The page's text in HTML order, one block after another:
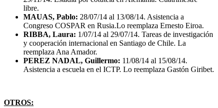
libre.
MAUAS, Pablo: 28/07/14 al 13/08/14. Asistencia a
Congreso COSPAR en Rusia.Lo reemplaza Ernesto Eiroa.
RIBBA, Laura: 1/07/14 al 29/07/14. Tareas de investigación
y cooperación internacional en Santiago de Chile. La
reemplaza Ana Amador.
PEREZ NADAL, Guillermo: 11/08/14 al 15/08/14.
Asistencia a escuela en el ICTP. Lo reemplaza Gastón Giribet.
OTROS: